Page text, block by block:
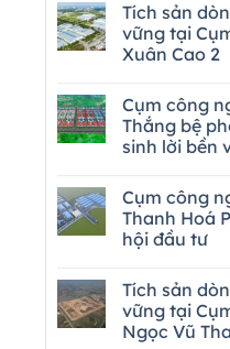
Tích sản
vững tại
Xuân Cao 2
Cụm công
Thắng bệ
sinh lời bền
Cụm công
Thanh Hoá
hội đầu tư
Tích sản
vững tại
Ngọc Vũ